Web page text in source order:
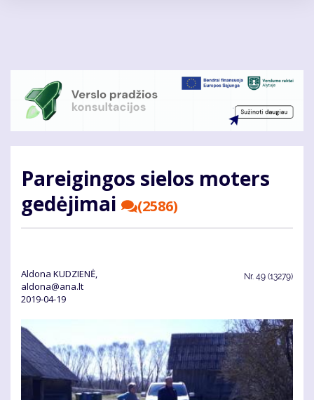
Pa­rei­gin­gos sie­los mo­ters
ge­dė­ji­mai
(2586)
Aldona KUDZIENĖ,
aldona@ana.lt
2019-04-19
Nr. 49 (13279)